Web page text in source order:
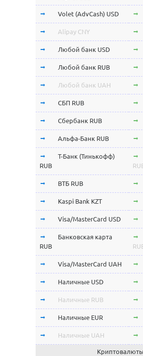
Volet (AdvCash) USD
Alipay CNY
Любой банк USD
Любой банк RUB
Любой банк UAH
СБП RUB
Сбербанк RUB
Альфа-Банк RUB
Т-Банк (Тинькофф)
RUB
ВТБ RUB
Kaspi Bank KZT
Visa/MasterCard USD
Банковская карта
RUB
Visa/MasterCard UAH
Наличные USD
Наличные RUB
Наличные EUR
Наличные UAH
Криптовалюты